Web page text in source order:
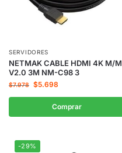
SERVIDORES
NETMAK CABLE HDMI 4K M/M
V2.0 3M NM-C98 3
$7.978 $5.698
Comprar
-29%